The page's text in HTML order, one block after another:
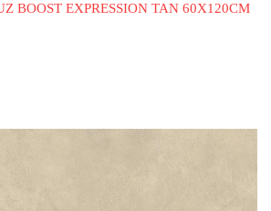
BOOST EXPRESSION TAN 60X120CM